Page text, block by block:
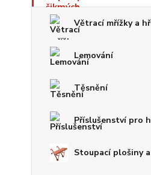
Větrací mřížky a
Lemování
Těsnění
Příslušenství pro
Stoupací plošiny